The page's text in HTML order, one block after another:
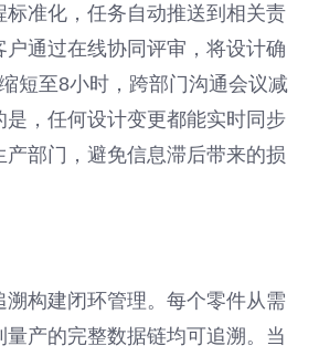
标准化，任务自动推送到相关责
户通过在线协同评审，将设计确
短至8小时，跨部门沟通会议减
是，任何设计变更都能实时同步
产部门，避免信息滞后带来的损
溯构建闭环管理。每个零件从需
产的完整数据链均可追溯。当